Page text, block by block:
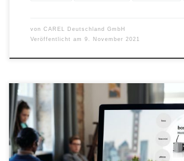
von CAREL Deutschland GmbH
Veröffentlicht am 9. November 2021
Heute veröffentlichen wir den ersten
Thema Monitoring und Supervisory,
Übersicht“. (Link zum Kurs: https://
deutschland.de/kurse/boss-monitoring-